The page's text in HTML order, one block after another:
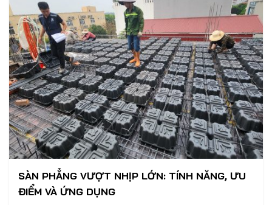
SÀN PHẲNG VƯỢT NHỊP LỚN: TÍNH NĂNG, ƯU
ĐIỂM VÀ ỨNG DỤNG